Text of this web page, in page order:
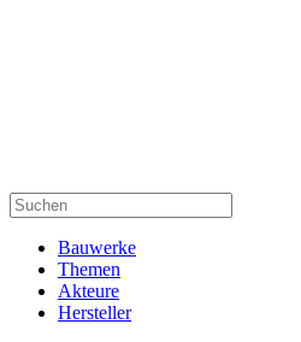
Bauwerke
Themen
Akteure
Hersteller